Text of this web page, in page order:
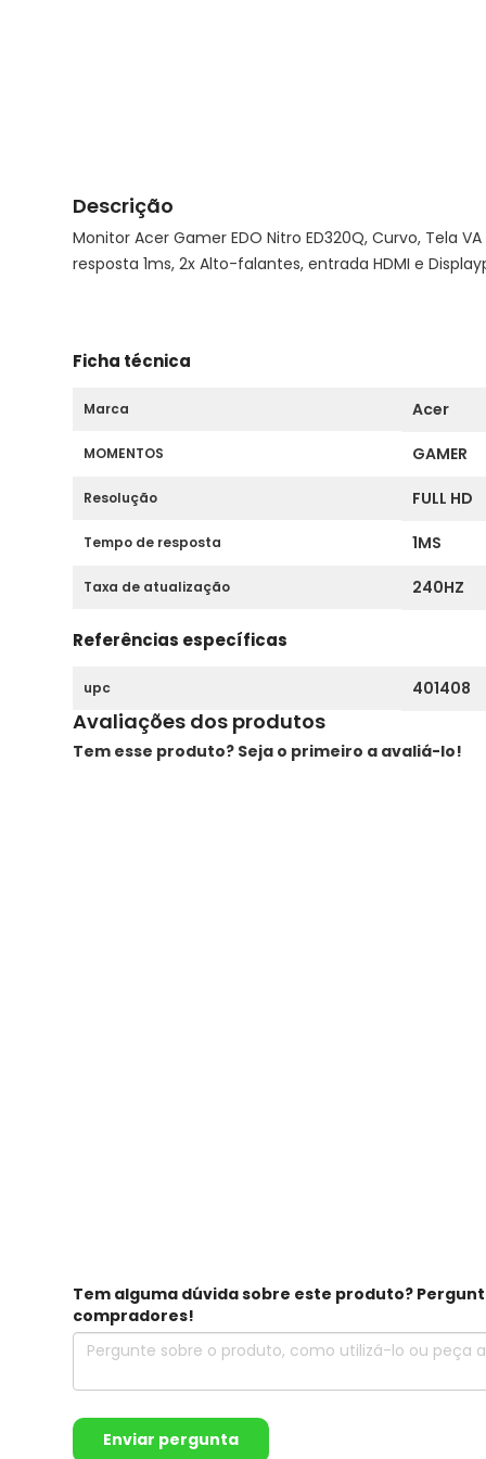
Descrição
Monitor Acer Gamer EDO Nitro ED320Q, Curvo, Tela
resposta 1ms, 2x Alto-falantes, entrada HDMI e
Ficha técnica
Marca Acer
MOMENTOS GAMER
Resolução FULL HD
Tempo de resposta 1MS
Taxa de atualização 240HZ
Referências específicas
upc 401408
Avaliações dos produtos
Tem esse produto? Seja o primeiro a avaliá-lo!
Tem alguma dúvida sobre este produto?
compradores!
Enviar pergunta